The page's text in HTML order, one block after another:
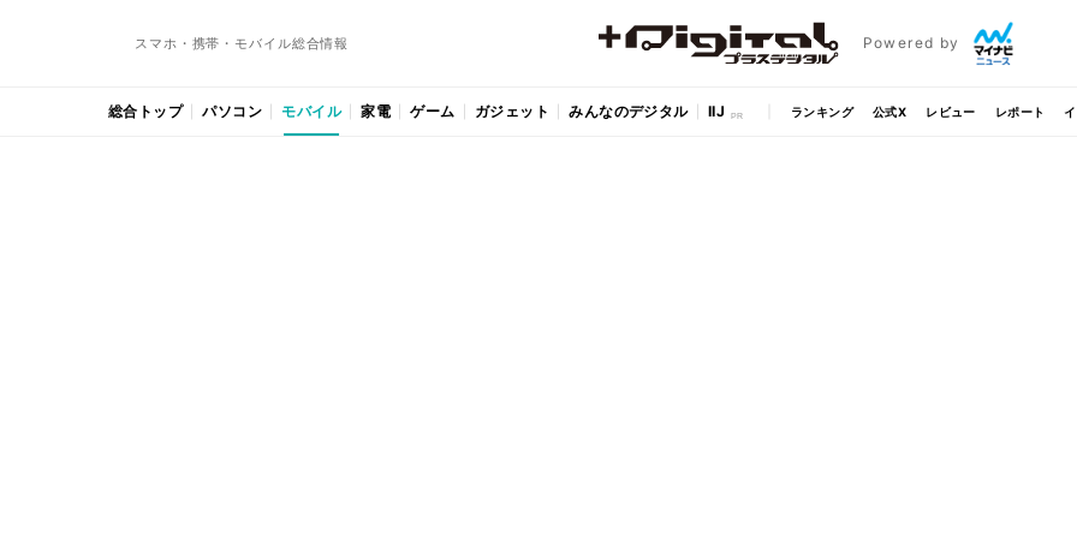
スマホ・携帯・モバイル総合情報 Powered by
総合トップ パソコン モバイル 家電 ゲーム ガジェット みんなのデジタル IIJ ランキング 公式X レビュー レポート